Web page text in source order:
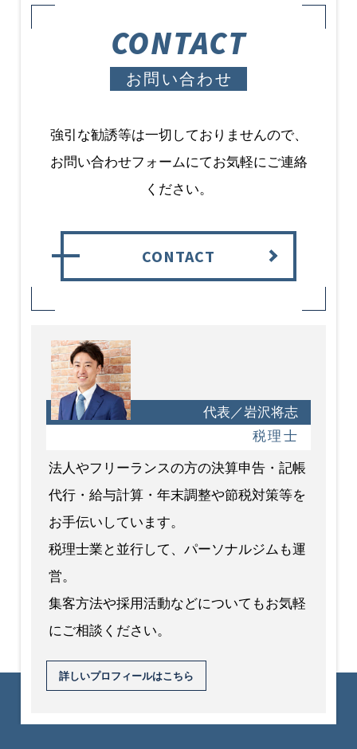
CONTACT
お問い合わせ
強引な勧誘等は一切しておりませんので、
お問い合わせフォームにてお気軽にご連絡
ください。
CONTACT
代表／岩沢将志
税理士
法人やフリーランスの方の決算申告・記帳
代行・給与計算・年末調整や節税対策等を
お手伝いしています。
税理士業と並行して、パーソナルジムも運
営。
集客方法や採用活動などについてもお気軽
にご相談ください。
詳しいプロフィールはこちら